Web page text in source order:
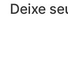
Deixe